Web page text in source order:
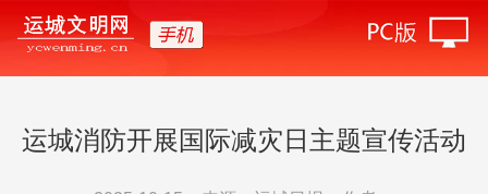
运城消防开展国际减灾日主题宣传活动